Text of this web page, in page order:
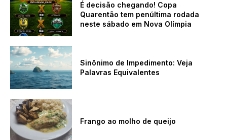
É decisão chegando! Copa
Quarentão tem penúltima rodada
neste sábado em Nova Olímpia
Sinônimo de Impedimento: Veja
Palavras Equivalentes
Frango ao molho de queijo